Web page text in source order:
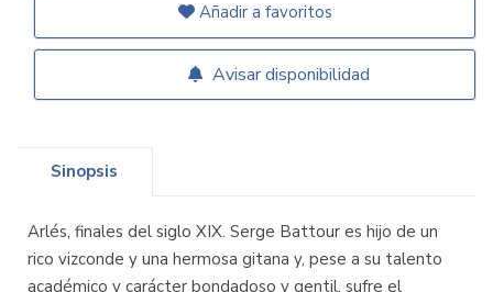
Añadir a favoritos
Avisar disponibilidad
Sinopsis
Arlés, finales del siglo XIX. Serge Battour es hijo de un
rico vizconde y una hermosa gitana y, pese a su talento
académico y carácter bondadoso y gentil, sufre el